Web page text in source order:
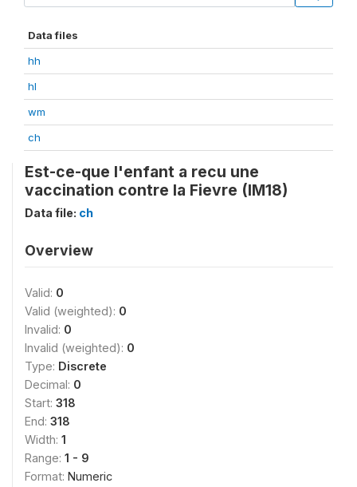
Data files
hh
hl
wm
ch
Est-ce-que l'enfant a recu une
vaccination contre la Fievre (IM18)
Data file: ch
Overview
Valid: 0
Valid (weighted): 0
Invalid: 0
Invalid (weighted): 0
Type: Discrete
Decimal: 0
Start: 318
End: 318
Width: 1
Range: 1 - 9
Format: Numeric